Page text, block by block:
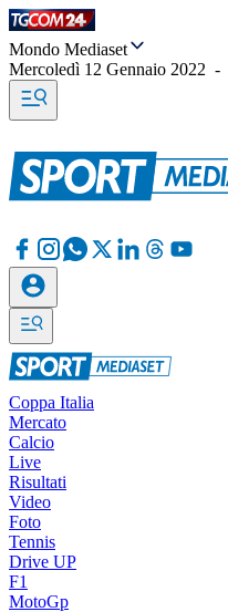
Mondo Mediaset
Mercoledì 12 Gennaio 2022 -
Coppa Italia
Mercato
Calcio
Live
Risultati
Video
Foto
Tennis
Drive UP
F1
MotoGp